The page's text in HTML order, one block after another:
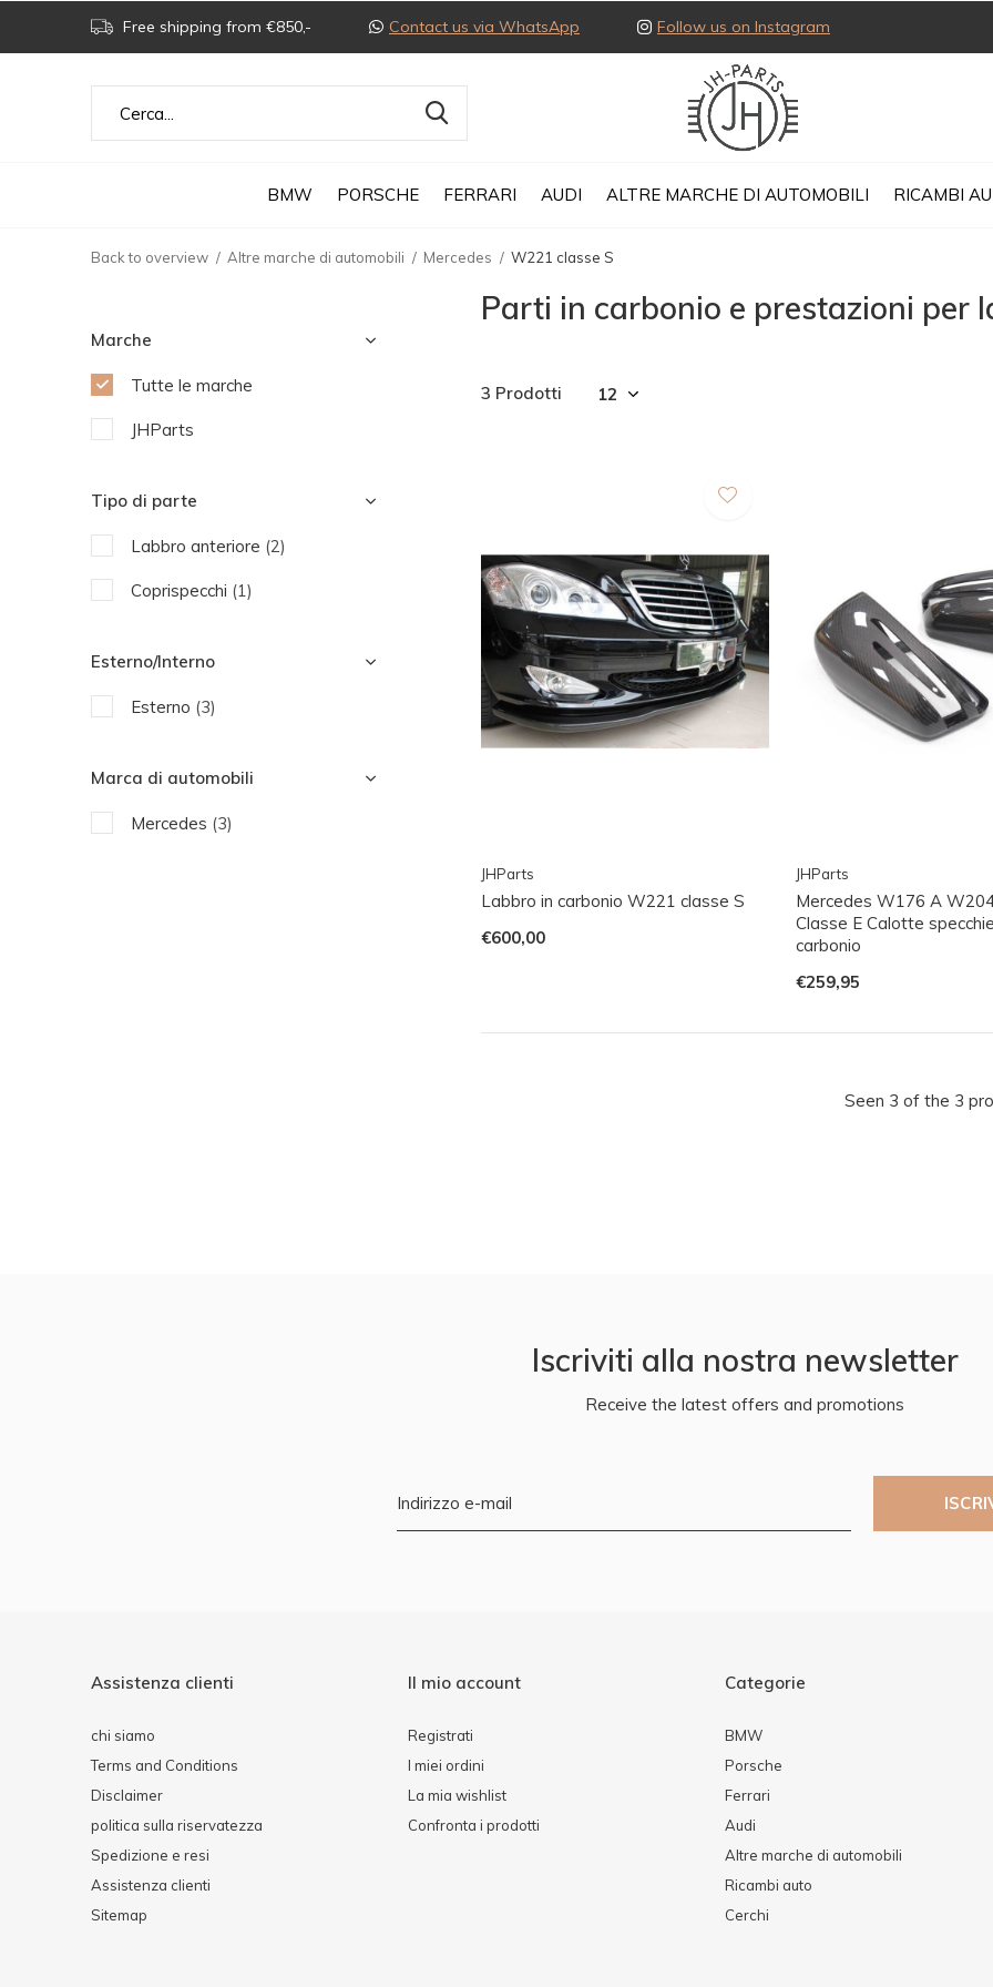
BMW PORSCHE FERRARI AUDI ALTRE MARCHE DI AUTOMOBILI RICAMBI
Free shipping from €850,- Contact us via WhatsApp Follow us on Instagram
Back to overview Altre marche di automobili Mercedes W221 classe S
Parti in carbonio e prestazioni per
3 Prodotti
JHParts
Labbro in carbonio W221 classe S
€600,00
JHParts
Mercedes W176 A
Classe E Calotte
carbonio
€259,95
Seen 3 of the 3
Marche
Tutte le marche
JHParts
Tipo di parte
Labbro anteriore (2)
Coprispecchi (1)
Esterno/Interno
Esterno (3)
Marca di automobili
Mercedes (3)
Iscriviti alla nostra newsletter
Receive the latest offers and promotions
Assistenza clienti
chi siamo
Terms and Conditions
Disclaimer
politica sulla riservatezza
Spedizione e resi
Assistenza clienti
Sitemap
Il mio account
Registrati
I miei ordini
La mia wishlist
Confronta i prodotti
Categorie
BMW
Porsche
Ferrari
Audi
Altre marche di automobili
Ricambi auto
Cerchi